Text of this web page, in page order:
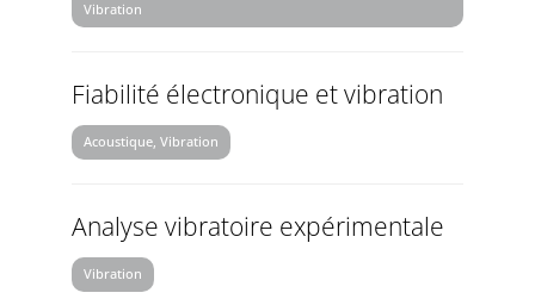
Vibration
Fiabilité électronique et vibration
Acoustique, Vibration
Analyse vibratoire expérimentale
Vibration